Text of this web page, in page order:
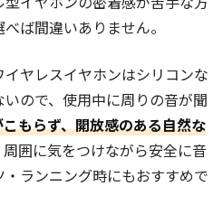
ば間違いありません。
ヤレスイヤホンはシリコンな
ので、使用中に周りの音が聞
もらず、開放感のある自然な
囲に気をつけながら安全に音
ランニング時にもおすすめで